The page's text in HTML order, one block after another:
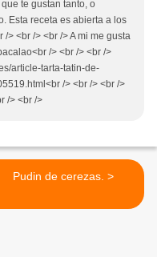
te gustan tanto, o
Esta receta es abierta a los
> <br /> <br /> A mi me gusta
/> <br /> <br />
article-tarta-tatin-de-
/> <br /> <br />
/> <br />
Pudin de cerezas. >